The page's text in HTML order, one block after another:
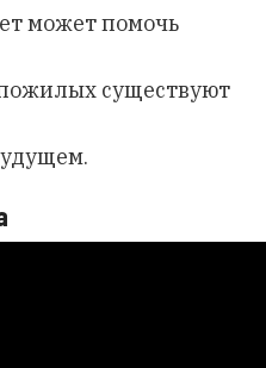
может помочь
существуют